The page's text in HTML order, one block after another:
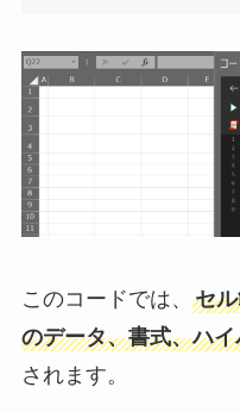
このコードでは、 セ
のデータ、書式、ハ
されます。